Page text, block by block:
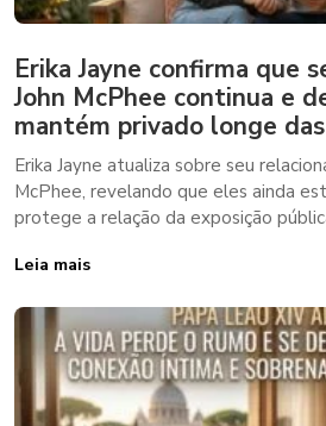
Erika Jayne confirma que
John McPhee continua e
mantém privado longe
Erika Jayne atualiza sobre seu
McPhee, revelando que eles ainda
protege a relação da exposição
Leia mais